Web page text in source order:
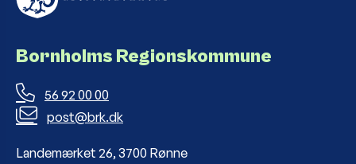
Bornholms Regionskommune
56 92 00 00
post@brk.dk
Landemærket 26, 3700 Rønne